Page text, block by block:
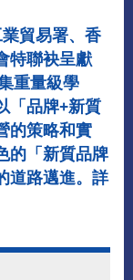
貿易署、香
特聯袂呈獻
重量級學
「品牌+新質
的策略和實
的「新質品牌
道路邁進。詳